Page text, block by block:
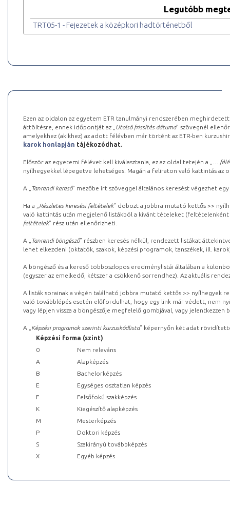
Legutóbb
TRT05-1 - Fejezetek a középkori hadtörténetből
Ezen az oldalon az egyetem ETR tanulmányi rendszerében
áttöltésre, ennek időpontját az „ Utolsó frissítés dátuma” szövegnél
amelyekhez (akikhez) az adott félévben már történt az ETR-ben
karok honlapján tájékozódhat.
Először az egyetemi félévet kell kiválasztania, ez az oldal tetején a „
…
nyílhegyekkel lépegetve lehetséges. Magán a feliraton való kattintás az
A „ Tanrendi kereső” mezőbe írt szöveggel általános keresést végezhet
Ha a „ Részletes keresési feltételek” dobozt a jobbra mutató kettős >>
való kattintás után megjelenő listákból a kívánt tételeket (feltételenként
feltételek” rész után ellenőrizheti.
A „ Tanrendi böngésző” részben keresés nélkül, rendezett listákat
lehet elkezdeni (oktatók, szakok, képzési programok, tanszékek, ill.
A böngésző és a kereső többoszlopos eredménylistái általában a
(egyszer az emelkedő, kétszer a csökkenő sorrendhez). Az aktuális
A listák sorainak a végén található jobbra mutató kettős >> nyílhegyek
való továbblépés esetén előfordulhat, hogy egy link már védett, nem
vagy lépjen vissza a böngészője megfelelő gombjával, vagy
A „ Képzési programok szerinti kurzuskódlista” képernyőn két adat
Képzési forma (szint)
0
Nem releváns
A
Alapképzés
B
Bachelorképzés
E
Egységes osztatlan képzés
F
Felsőfokú szakképzés
K
Kiegészítő alapképzés
M
Mesterképzés
P
Doktori képzés
S
Szakirányú továbbképzés
X
Egyéb képzés